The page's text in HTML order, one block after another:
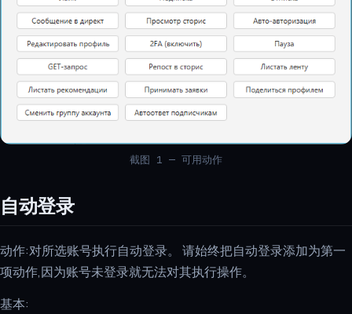
截图 1 — 可用动作
自动登录
动作:对所选账号执行自动登录。 请始终把自动登录添加为第一
项动作,因为账号未登录就无法对其执行操作。
基本: